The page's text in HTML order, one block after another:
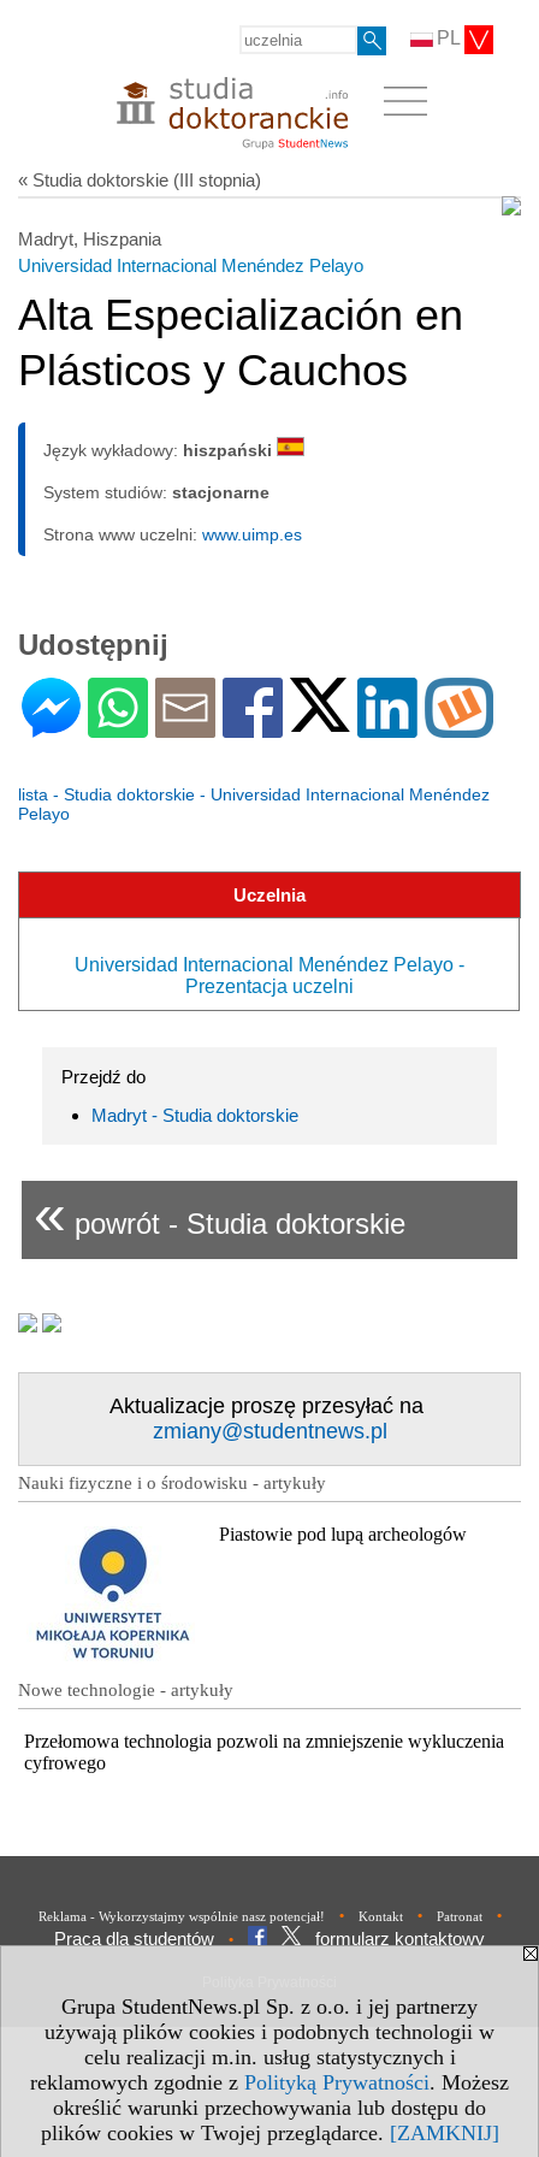
Grupa StudentNews.pl Sp. z o.o. i jej partnerzy
używają plików cookies i podobnych technologii w
celu realizacji m.in. usług statystycznych i
reklamowych zgodnie z Polityką Prywatności. Możesz
określić warunki przechowywania lub dostępu do
plików cookies w Twojej przeglądarce. [ZAMKNIJ]
PL
« Studia doktorskie (III stopnia)
Madryt, Hiszpania
Universidad Internacional Menéndez Pelayo
Alta Especialización en
Plásticos y Cauchos
Język wykładowy: hiszpański
System studiów: sta­cjo­nar­ne
Strona www uczelni: www.uimp.es
Udostępnij
lista - Studia doktorskie - Universidad Internacional Menéndez
Pelayo
Uczelnia
Universidad Internacional Menéndez Pelayo -
Prezentacja uczelni
Przejdź do
Madryt - Studia doktorskie
« powrót - Studia doktorskie
Aktualizacje proszę przesyłać na
zmiany@studentnews.pl
Nauki fizyczne i o środowisku - artykuły
Piastowie pod lupą archeologów
Nowe technologie - artykuły
Przełomowa technologia pozwoli na zmniejszenie wykluczenia
cyfrowego
Reklama - Wykorzystajmy wspólnie nasz potencjał! • Kontakt • Patronat •
Praca dla studentów • formularz kontaktowy